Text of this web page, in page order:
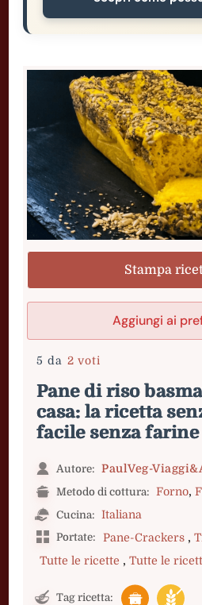
Stampa
Aggiungi ai
5 da 2 voti
Pane di riso
casa: la ricetta
facile senza farine
Autore: PaulVeg-
Metodo di cottura: Forno,
Cucina: Italiana
Portate: Pane-Crackers ,
Tutte le ricette , Tutte le
Tag ricetta: